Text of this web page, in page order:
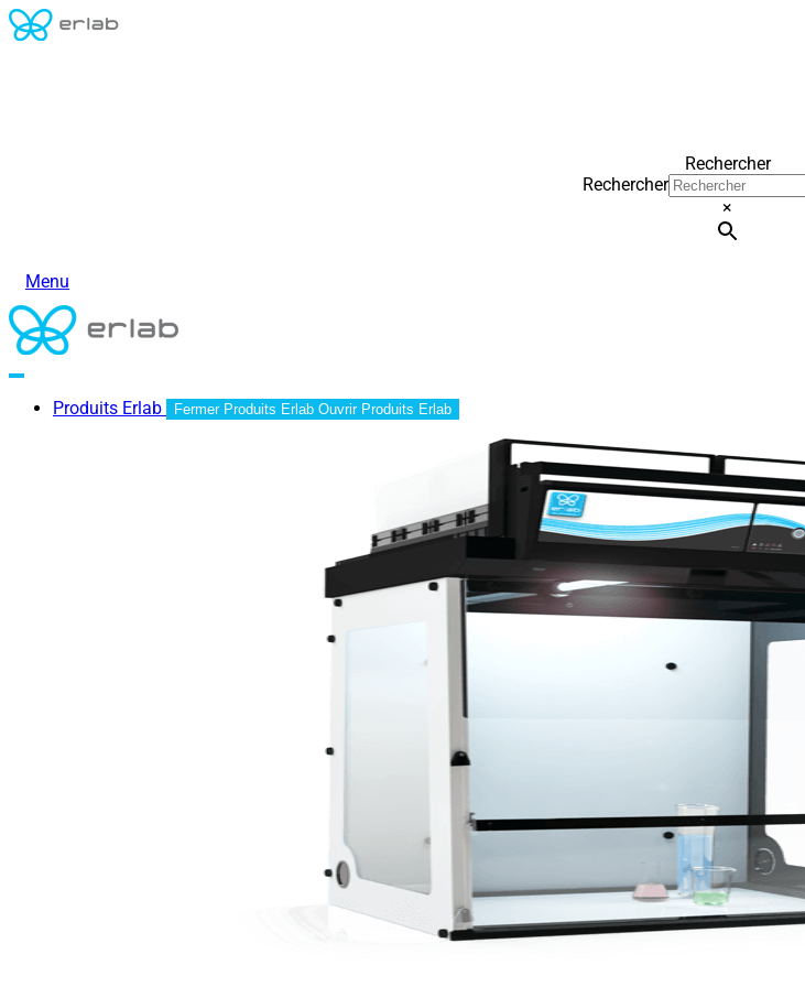
Rechercher
Rechercher
×
Menu
Produits Erlab Fermer Produits Erlab Ouvrir Produits Erlab